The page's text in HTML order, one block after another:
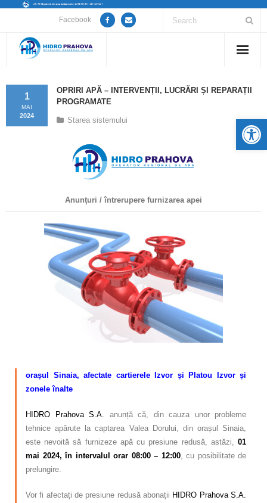
Facebook
Despre noi
Informații de interes public
Calitatea apei
OPRIRI APĂ – INTERVENȚII, LUCRĂRI ȘI REPARAȚII
PROGRAMATE
1
MAI
2024 Starea sistemului
Anunţuri / întrerupere furnizarea apei
orașul Sinaia, afectate cartierele Izvor și Platou Izvor și
zonele înalte
HIDRO Prahova S.A.
anunță că, din cauza unor probleme
tehnice apărute la captarea Valea Dorului, din orașul Sinaia,
este nevoită să furnizeze apă cu presiune redusă, astăzi, 01
mai 2024, în intervalul orar 08:00 – 12:00, cu posibilitate de
prelungire.
Vor fi afectați de presiune redusă abonații HIDRO Prahova S.A.